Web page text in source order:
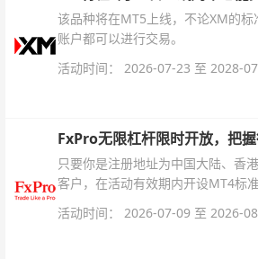
该品种将在MT5上线，不论XM的
账户都可以进行交易。
活动时间： 2026-07-23 至 2028-
FxPro无限杠杆限时开放，把
只要你是注册地址为中国大陆、香
客户，在活动有效期内开设MT4标
活动时间： 2026-07-09 至 2026-